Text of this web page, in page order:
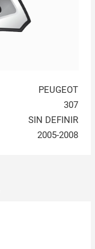
PEUGEOT
307
SIN DEFINIR
2005-2008